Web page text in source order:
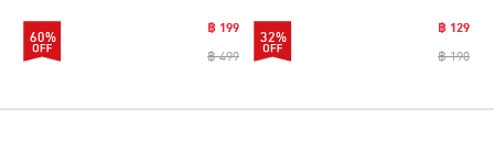
60%
฿ 199
฿ 499
32%
฿ 129
฿ 190